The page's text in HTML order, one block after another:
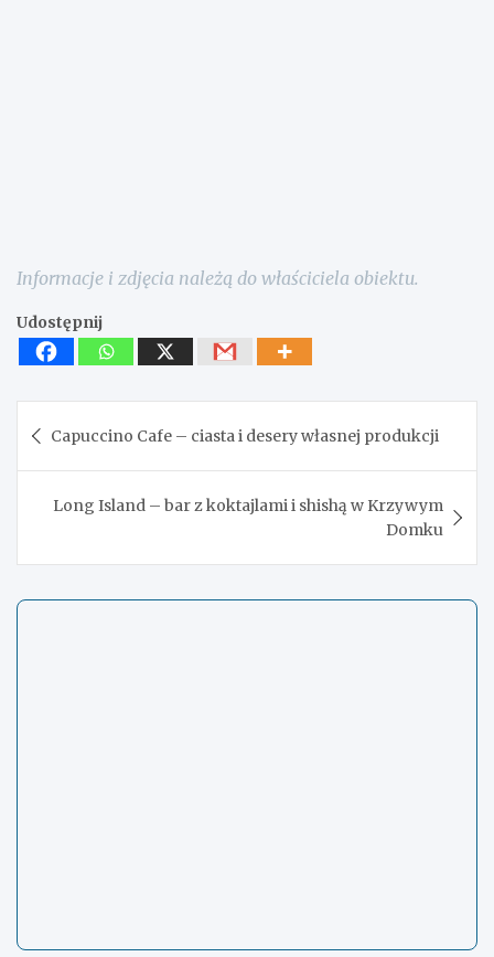
Informacje i zdjęcia należą do właściciela obiektu.
Udostępnij
wpisu
Capuccino Cafe – ciasta i desery własnej produkcji
Long Island – bar z koktajlami i shishą w Krzywym
Domku